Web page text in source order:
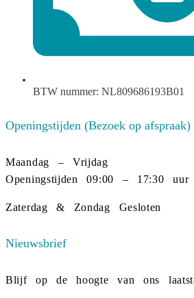
BTW nummer: NL809686193B01
Openingstijden (Bezoek op afspraak)
Maandag – Vrijdag
Openingstijden 09:00 – 17:30 uur
Zaterdag & Zondag Gesloten
Nieuwsbrief
Blijf op de hoogte van ons